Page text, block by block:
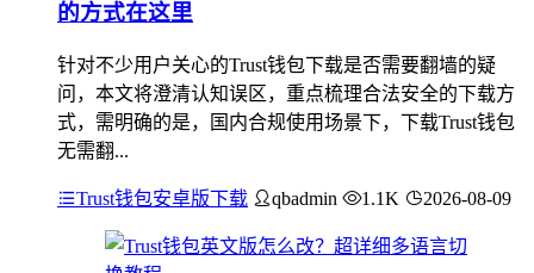
的方式在这里
针对不少用户关心的Trust钱包下载是否需要翻墙的疑
问，本文将澄清认知误区，重点梳理合法安全的下载方
式，需明确的是，国内合规使用场景下，下载Trust钱包
无需翻...
Trust钱包安卓版下载 qbadmin 1.1K 2026-08-09